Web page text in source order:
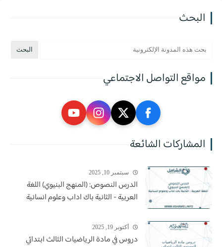
البحث
مواقع التواصل الاجتماعي
المشاركات الشائعة
سبتمبر 10, 2025
الدرس النصوص: (المنهج البنيوي) اللغة
العربية - الثانية باك اداب وعلوم انسانية
أكتوبر 19, 2025
دروس في مادة الرياضيات الثالث ابتدائي